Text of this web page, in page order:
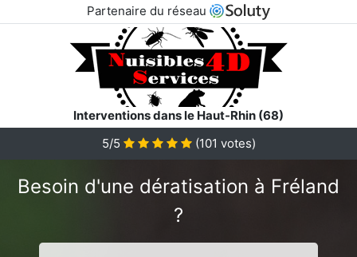
Partenaire du réseau
Interventions dans le Haut-Rhin (68)
5/5 (101 votes)
Besoin d'une dératisation à Fréland
?